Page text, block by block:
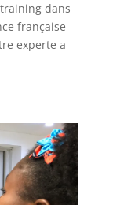
dans
française
experte a